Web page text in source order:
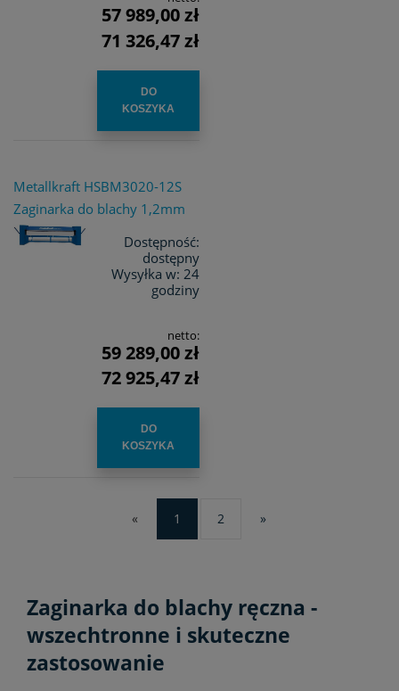
57 989,00 zł
71 326,47 zł
DO
KOSZYKA
Metallkraft HSBM3020-12S
Zaginarka do blachy 1,2mm
Dostępność:
dostępny
Wysyłka w: 24
godziny
netto:
59 289,00 zł
72 925,47 zł
DO
KOSZYKA
« 1 2 »
Zaginarka do blachy ręczna -
wszechtronne i skuteczne
zastosowanie